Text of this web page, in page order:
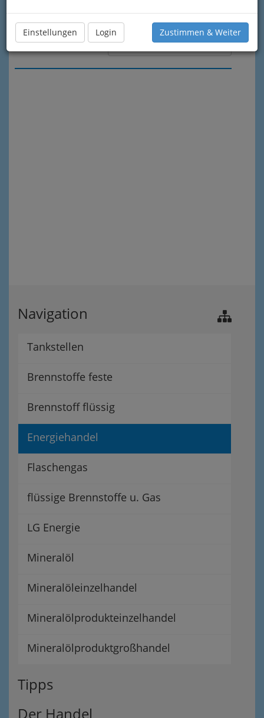
Einstellungen Login Zustimmen & Weiter
Meine Nachricht senden
Navigation
Tankstellen
Brennstoffe feste
Brennstoff flüssig
Energiehandel
Flaschengas
flüssige Brennstoffe u. Gas
LG Energie
Mineralöl
Mineralöleinzelhandel
Mineralölprodukteinzelhandel
Mineralölproduktgroßhandel
Tipps
Der Handel